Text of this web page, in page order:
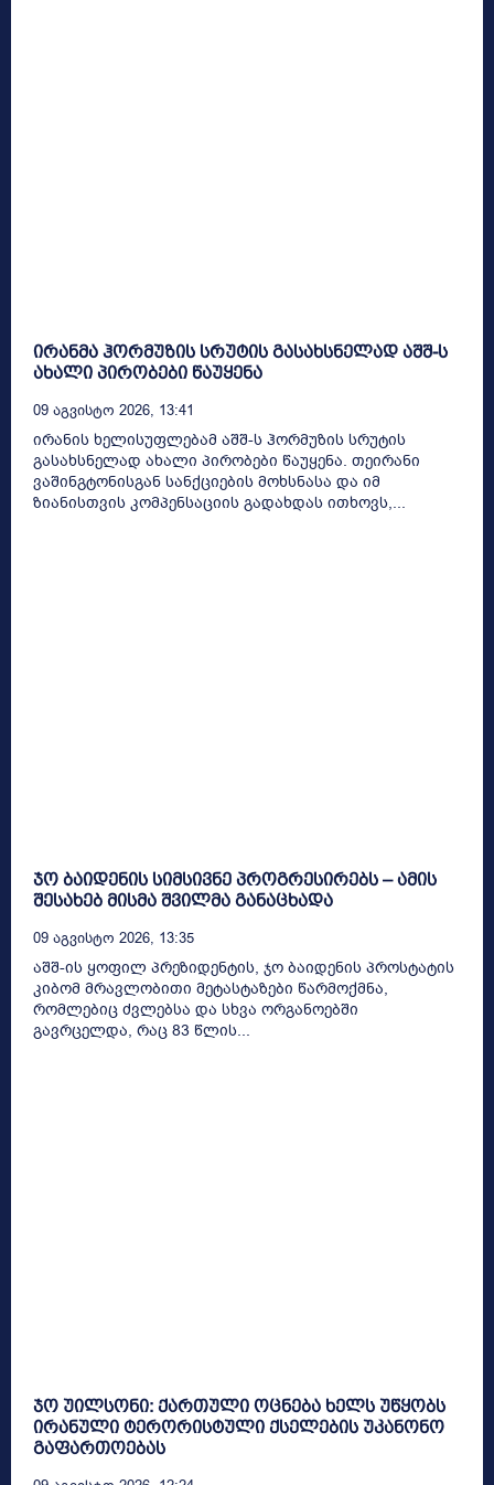
ირანმა ჰორმუზის სრუტის გასახსნელად აშშ-ს
ახალი პირობები წაუყენა
09 Აგვისტო 2026, 13:41
ირანის ხელისუფლებამ აშშ-ს ჰორმუზის სრუტის
გასახსნელად ახალი პირობები წაუყენა. თეირანი
ვაშინგტონისგან სანქციების მოხსნასა და იმ
ზიანისთვის კომპენსაციის გადახდას ითხოვს,...
ჯო ბაიდენის სიმსივნე პროგრესირებს – ამის
შესახებ მისმა შვილმა განაცხადა
09 Აგვისტო 2026, 13:35
აშშ-ის ყოფილ პრეზიდენტის, ჯო ბაიდენის პროსტატის
კიბომ მრავლობითი მეტასტაზები წარმოქმნა,
რომლებიც ძვლებსა და სხვა ორგანოებში
გავრცელდა, რაც 83 წლის...
ჯო უილსონი: ქართული ოცნება ხელს უწყობს
ირანული ტერორისტული ქსელების უკანონო
გაფართოებას